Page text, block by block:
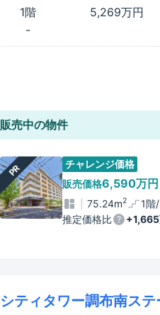
1階 5,269万円
-
販売中の物件
PR
チャレンジ価格
販売価格6,590万円
75.24m2 1階
推定価格比
シティタワー調布南ステ